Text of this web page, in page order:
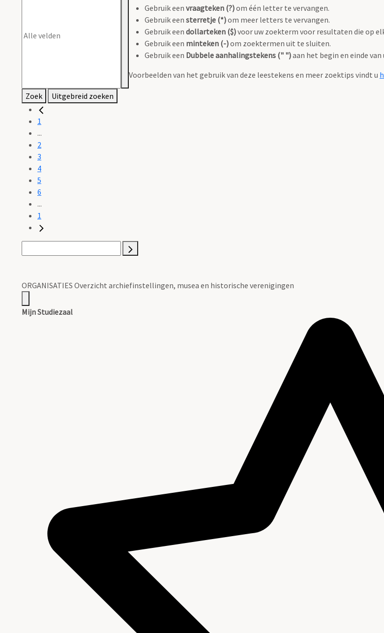
Gebruik een vraagteken (?)om één letter te vervangen.
Gebruik een sterretje (*)om meer letters te vervangen.
Gebruik een dollarteken ($)voor uw zoekterm voor resultaten die op
Gebruik een minteken (-)om zoektermen uit te sluiten.
Gebruik een Dubbele aanhalingstekens (" ")aan het begin en einde
Voorbeelden van het gebruik van deze leestekens en meer zoektips vindt u
Zoek Uitgebreid zoeken
1
...
2
3
4
5
6
...
1
ORGANISATIES Overzicht archiefinstellingen, musea en historische verenigingen
Mijn Studiezaal